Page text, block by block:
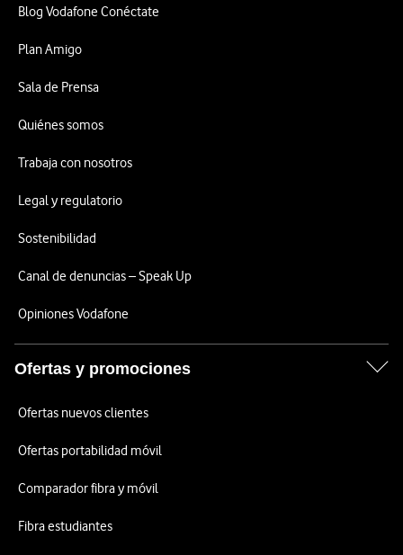
Blog Vodafone Conéctate
Plan Amigo
Sala de Prensa
Quiénes somos
Trabaja con nosotros
Legal y regulatorio
Sostenibilidad
Canal de denuncias – Speak Up
Opiniones Vodafone
Ofertas y promociones
Ofertas nuevos clientes
Ofertas portabilidad móvil
Comparador fibra y móvil
Fibra estudiantes